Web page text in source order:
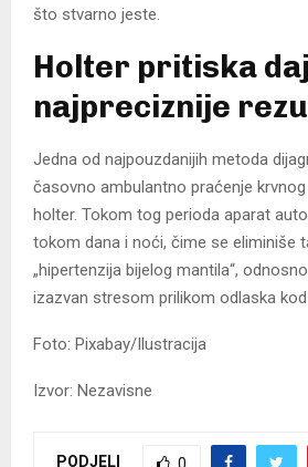
što stvarno jeste.
Holter pritiska
najpreciznije
Jedna od najpouzdanijih metoda
časovno ambulantno praćenje
holter. Tokom tog perioda aparat
tokom dana i noći, čime se eliminiše
„hipertenzija bijelog mantila“,
izazvan stresom prilikom odlaska kod
Foto: Pixabay/Ilustracija
Izvor: Nezavisne
PODJELI 0